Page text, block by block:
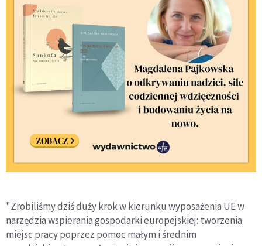
"Zrobiliśmy dziś duży krok w kierunku wyposażenia UE w
narzędzia wspierania gospodarki europejskiej: tworzenia
miejsc pracy poprzez pomoc małym i średnim